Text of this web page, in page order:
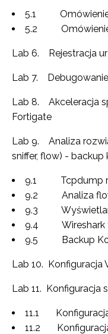
5.1 Omówienie
5.2 Omówienie
Lab 6. Rejestracja
Lab 7. Debugowanie
Lab 8. Akceleracja
Fortigate
Lab 9. Analiza
sniffer, flow) - backup
9.1 Tcpdump
9.2 Analiza
9.3
9.4 Wireshark
9.5 Backup
Lab 10. Konfiguracja
Lab 11. Konfiguracja
11.1
11.2